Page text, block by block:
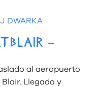
DWARKA
–
al aeropuerto
Llegada y